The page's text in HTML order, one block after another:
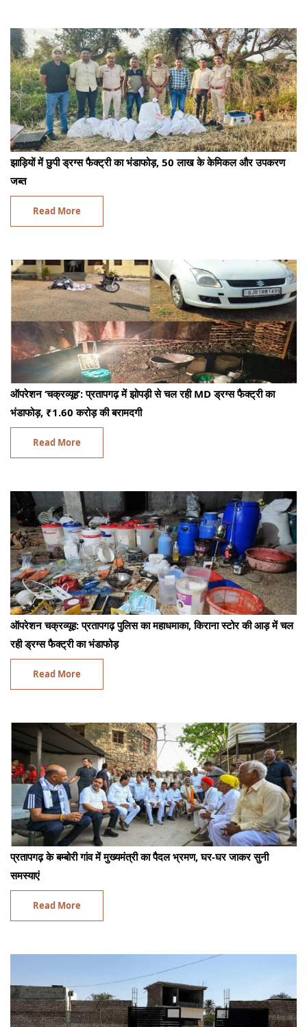
झाड़ियों में छुपी ड्रग्स फैक्ट्री का भंडाफोड़, 50 लाख के केमिकल और उपकरण
जब्त
Read More
ऑपरेशन ‘चक्रव्यूह’: प्रतापगढ़ में झोपड़ी से चल रही MD ड्रग्स फैक्ट्री का
भंडाफोड़, ₹1.60 करोड़ की बरामदगी
Read More
ऑपरेशन चक्रव्यूह: प्रतापगढ़ पुलिस का महाधमाका, किराना स्टोर की आड़ में चल
रही ड्रग्स फैक्ट्री का भंडाफोड़
Read More
प्रतापगढ़ के बम्बोरी गांव में मुख्यमंत्री का पैदल भ्रमण, घर-घर जाकर सुनी
समस्याएं
Read More